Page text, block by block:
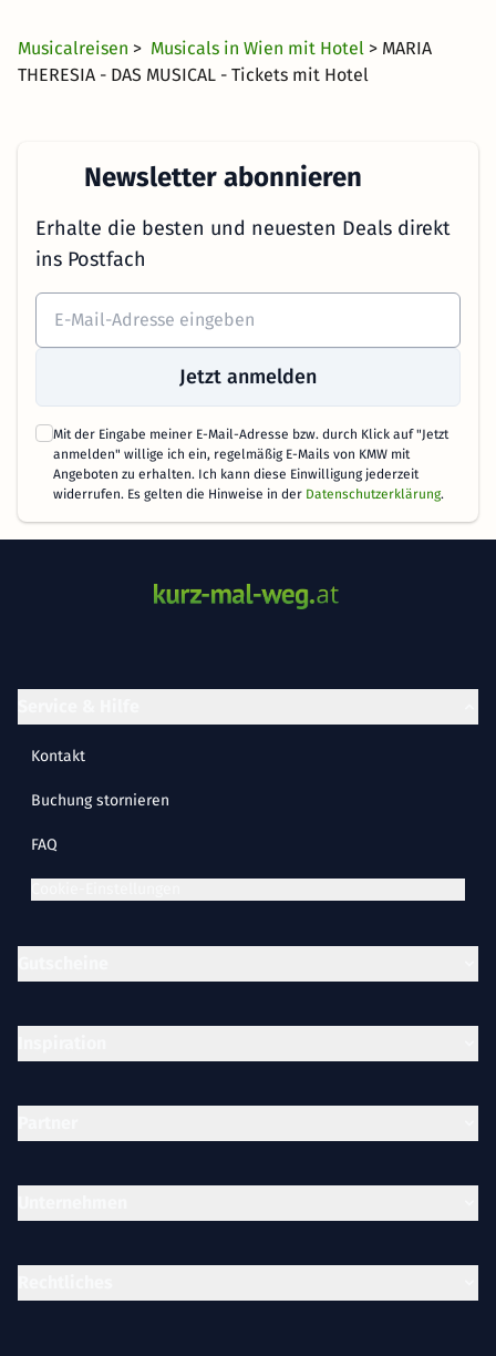
Musicalreisen > Musicals in Wien mit Hotel > MARIA
THERESIA - DAS MUSICAL - Tickets mit Hotel
Newsletter abonnieren
Erhalte die besten und neuesten Deals direkt
ins Postfach
Jetzt anmelden
Mit der Eingabe meiner E-Mail-Adresse bzw. durch Klick auf "Jetzt
anmelden" willige ich ein, regelmäßig E-Mails von KMW mit
Angeboten zu erhalten. Ich kann diese Einwilligung jederzeit
widerrufen. Es gelten die Hinweise in der Datenschutzerklärung.
Kontakt
Buchung stornieren
FAQ